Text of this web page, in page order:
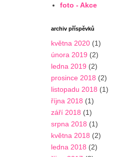
foto - Akce
archiv příspěvků
května 2020 (1)
února 2019 (2)
ledna 2019 (2)
prosince 2018 (2)
listopadu 2018 (1)
října 2018 (1)
září 2018 (1)
srpna 2018 (1)
května 2018 (2)
ledna 2018 (2)